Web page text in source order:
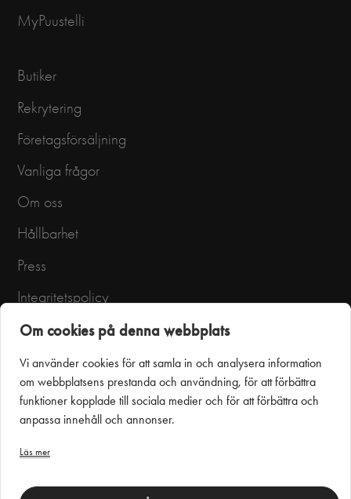
MyPuustelli
Butiker
Rekrytering
Företagsförsäljning
Vanliga frågor
Om oss
Hållbarhet
Press
Integritetspolicy
Användarvillkor
Om cookies på denna webbplats
Vi använder cookies för att samla in och analysera information
om webbplatsens prestanda och användning, för att förbättra
funktioner kopplade till sociala medier och för att förbättra och
anpassa innehåll och annonser.
Läs mer